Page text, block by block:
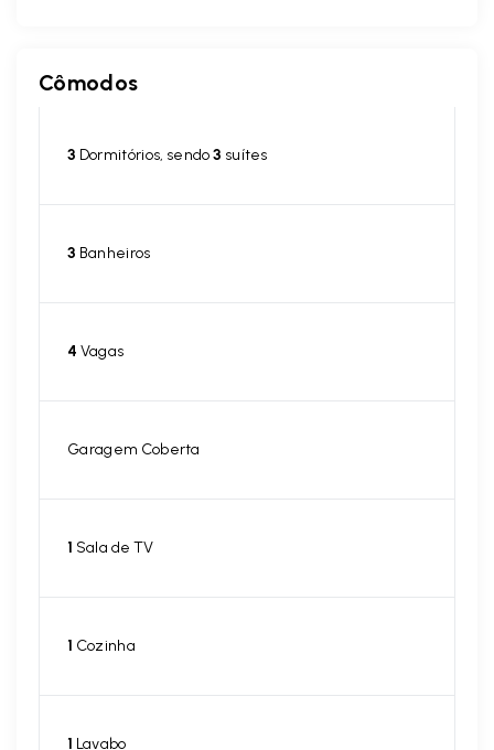
Cômodos
3 Dormitórios, sendo3 suítes
3 Banheiros
4 Vagas
Garagem Coberta
1 Sala de TV
1 Cozinha
1 Lavabo